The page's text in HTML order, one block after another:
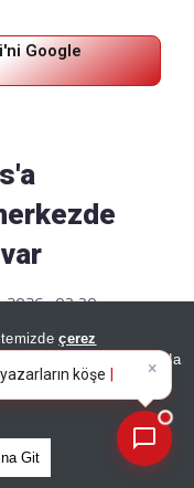
çerez
ve GDPR kapsamında
Metnimizi
Git
Google
2026 - 03:30
×
köşe
özetleyin!